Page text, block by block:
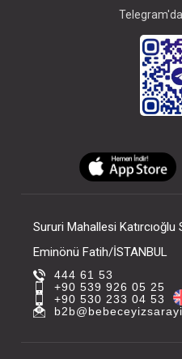
Telegram'da
Sururi Mahallesi
Eminönü Fatih/İSTANBUL
444 61 53
+90 539 926 05 25
+90 530 233 04 53